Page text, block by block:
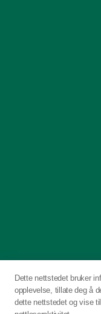
Dette nettstedet bruker
opplevelse, tillate deg å
dette nettstedet og vise